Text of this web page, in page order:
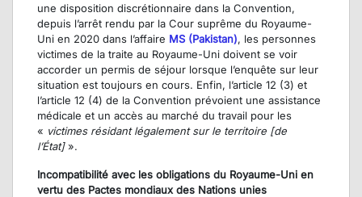
une disposition discrétionnaire dans la Convention,
depuis l’arrêt rendu par la Cour suprême du Royaume-
Uni en 2020 dans l’affaire MS (Pakistan), les personnes
victimes de la traite au Royaume-Uni doivent se voir
accorder un permis de séjour lorsque l’enquête sur leur
situation est toujours en cours. Enfin, l’article 12 (3) et
l’article 12 (4) de la Convention prévoient une assistance
médicale et un accès au marché du travail pour les
« victimes résidant légalement sur le territoire [de
l’État]».
Incompatibilité avec les obligations du Royaume-Uni en
vertu des Pactes mondiaux des Nations unies